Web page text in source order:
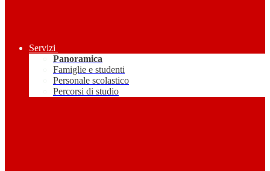
Servizi
Panoramica
Famiglie e studenti
Personale scolastico
Percorsi di studio